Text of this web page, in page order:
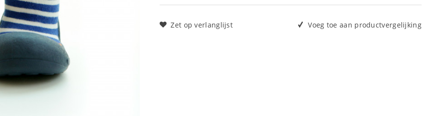
Zet op verlanglijst Voeg toe aan productvergelijking